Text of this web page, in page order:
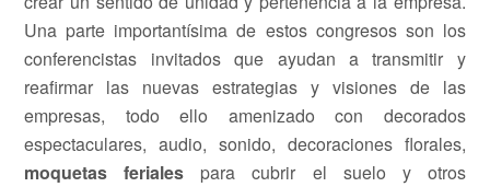
Una parte importantísima de estos congresos son los
conferencistas invitados que ayudan a transmitir y
reafirmar las nuevas estrategias y visiones de las
empresas, todo ello amenizado con decorados
espectaculares, audio, sonido, decoraciones florales,
moquetas feriales para cubrir el suelo y otros